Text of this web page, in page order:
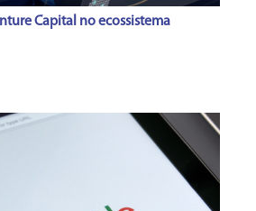
Capital no ecossistema